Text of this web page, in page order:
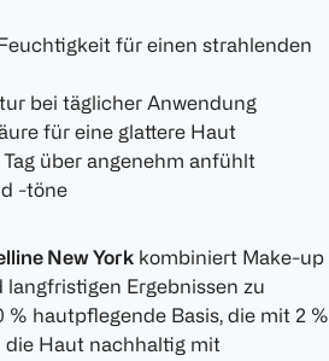
für einen strahlenden
bei täglicher Anwendung
für eine glattere Haut
über angenehm anfühlt
-töne
New York kombiniert Make-up
Ergebnissen zu
hautpflegende Basis, die mit 2 %
Haut nachhaltig mit